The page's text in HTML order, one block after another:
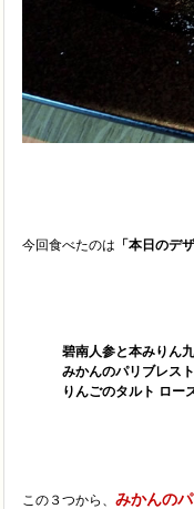
今回食べたのは 「本日のデ
碧南人参と本みりん九
みかんのパリブレスト
りんごのタルト ローズ
この３つから、 みかんの